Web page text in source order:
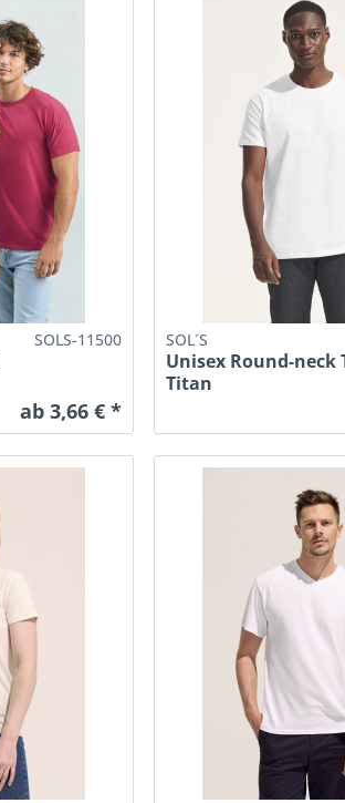
SOLS-11500
ab 3,66 € *
SOL´S
Unisex Round-neck
Titan